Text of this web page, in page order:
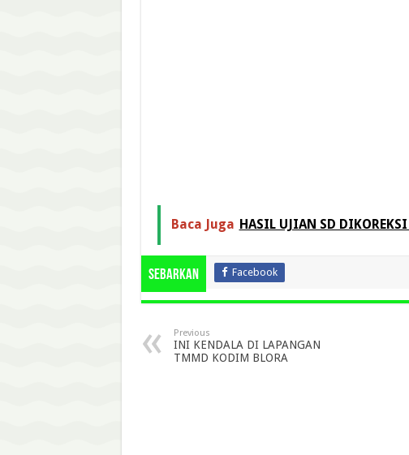
Baca Juga HASIL UJIAN SD
Sebarkan Facebook
Previous
INI KENDALA DI LAPANGAN
TMMD KODIM BLORA